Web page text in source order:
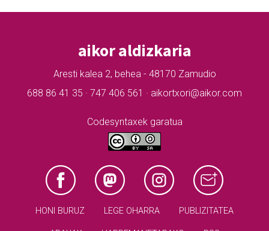
aikor aldizkaria
Aresti kalea 2, behea - 48170 Zamudio
688 86 41 35 · 747 406 561 · aikortxori@aikor.com
Codesyntaxek garatua
HONI BURUZ LEGE OHARRA PUBLIZITATEA